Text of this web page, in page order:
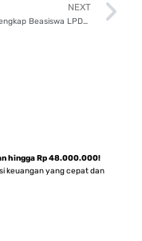
NEXT
Jadwal Lengkap Beasiswa LPDP 2025 Tahap 1, Deadline Sampai Februari Ini!
hingga Rp 48.000.000!
keuangan yang cepat dan